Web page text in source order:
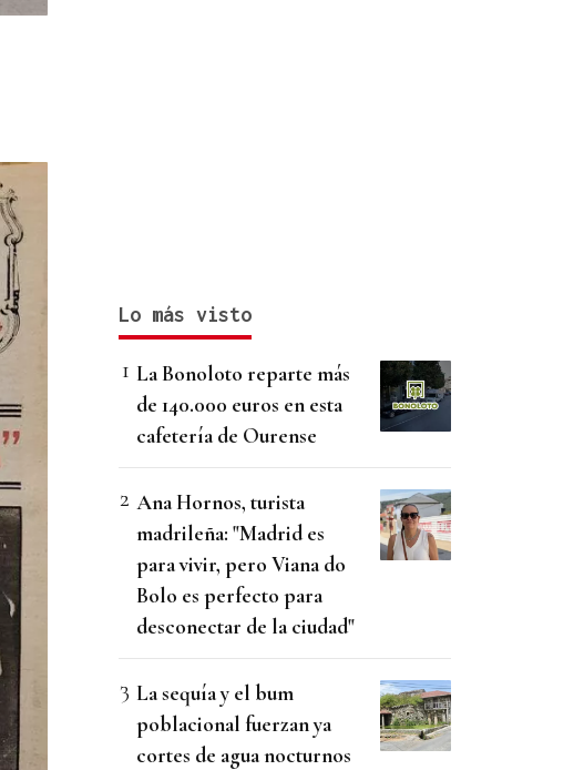
Lo más visto
La Bonoloto reparte más
de 140.000 euros en esta
cafetería de Ourense
Ana Hornos, turista
madrileña: "Madrid es
para vivir, pero Viana do
Bolo es perfecto para
desconectar de la ciudad"
La sequía y el bum
poblacional fuerzan ya
cortes de agua nocturnos